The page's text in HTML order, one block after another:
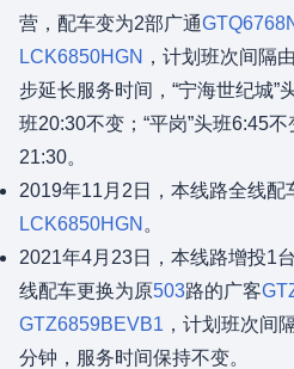
营，配车变为2部广通
LCK6850HGN ，计划班次间隔
步延长服务时间，“宁海世纪城”
班20:30不变；“平岗”头班6:45
21:30。
2019年11月2日，本线路全线配
LCK6850HGN 。
2021年4月23日，本线路增投1
线配车更换为原503路的广客
GTZ6859BEVB1 ，计划班次间
分钟，服务时间保持不变。